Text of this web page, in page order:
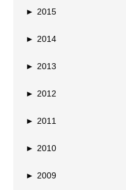
► 2015
► 2014
► 2013
► 2012
► 2011
► 2010
► 2009